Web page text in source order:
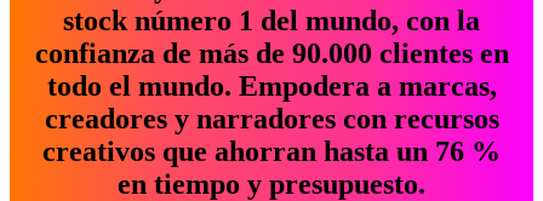
stock número 1 del mundo, con la
confianza de más de 90.000 clientes en
todo el mundo. Empodera a marcas,
creadores y narradores con recursos
creativos que ahorran hasta un 76 %
en tiempo y presupuesto.